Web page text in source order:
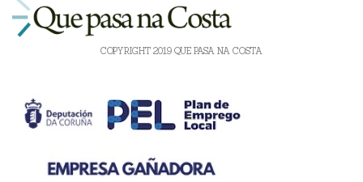
COPYRIGHT 2019 QUE PASA NA COSTA